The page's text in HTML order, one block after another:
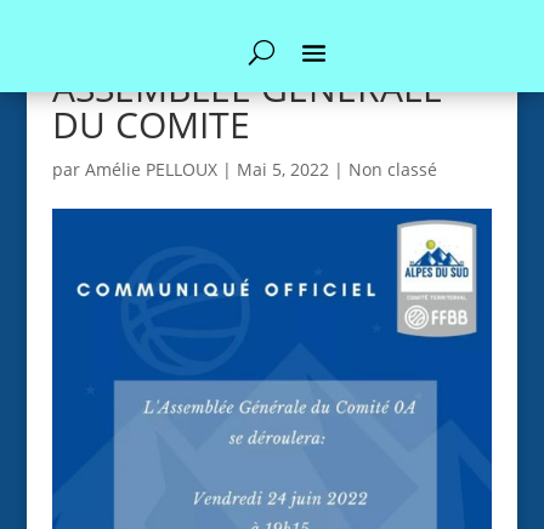
ASSEMBLEE GENERALE
DU COMITE
par Amélie PELLOUX| Mai 5, 2022| Non classé